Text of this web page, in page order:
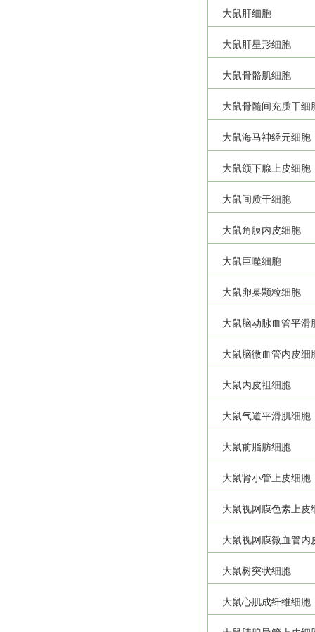
大鼠肝细胞
大鼠肝星形细胞
大鼠骨骼肌细胞
大鼠骨髓间充质干细
大鼠海马神经元细胞
大鼠颌下腺上皮细胞
大鼠间质干细胞
大鼠角膜内皮细胞
大鼠巨噬细胞
大鼠卵巢颗粒细胞
大鼠脑动脉血管平滑
大鼠脑微血管内皮细
大鼠内皮祖细胞
大鼠气道平滑肌细胞
大鼠前脂肪细胞
大鼠肾小管上皮细胞
大鼠视网膜色素上皮
大鼠视网膜微血管内
大鼠树突状细胞
大鼠心肌成纤维细胞